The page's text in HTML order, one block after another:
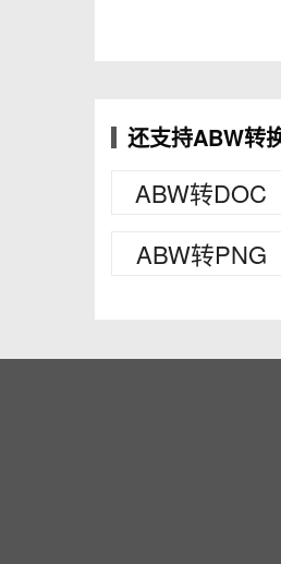
还支持ABW转
ABW转DOC
ABW转PNG